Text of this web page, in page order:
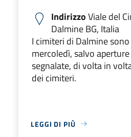
IndirizzoViale del
Dalmine BG, Italia
I cimiteri di Dalmine
mercoledì, salvo
segnalate, di volta in
dei cimiteri.
LEGGI DI PIÙ